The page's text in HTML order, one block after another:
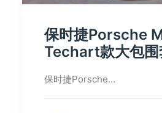
保时捷Porsche
Techart款大包围
保时捷Porsche…